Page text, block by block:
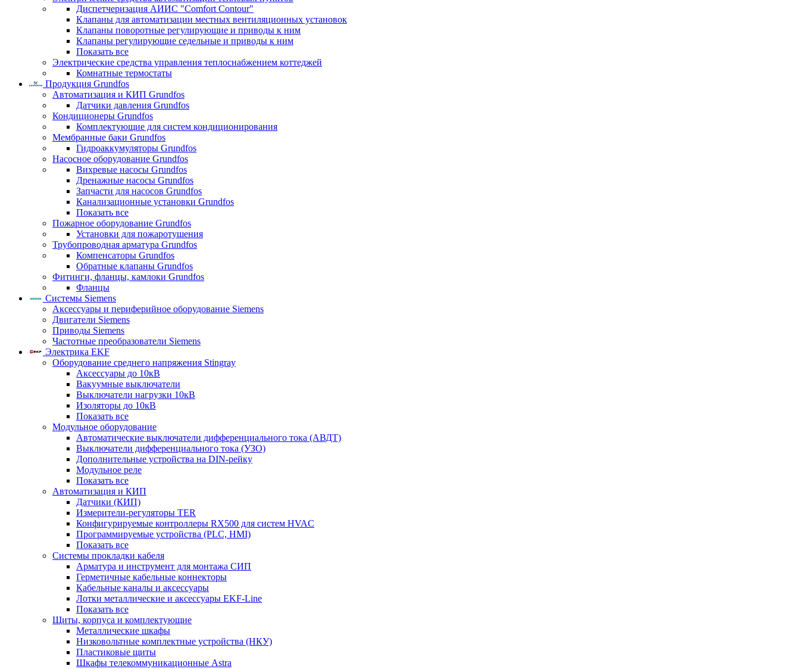
Диспетчеризация АИИС "Comfort Contour"
Клапаны для автоматизации местных вентиляционных установок
Клапаны поворотные регулирующие и приводы к ним
Клапаны регулирующие седельные и приводы к ним
Показать все
Электрические средства управления теплоснабжением коттеджей
Комнатные термостаты
Продукция Grundfos
Автоматизация и КИП Grundfos
Датчики давления Grundfos
Кондиционеры Grundfos
Комплектующие для систем кондиционирования
Мембранные баки Grundfos
Гидроаккумуляторы Grundfos
Насосное оборудование Grundfos
Вихревые насосы Grundfos
Дренажные насосы Grundfos
Запчасти для насосов Grundfos
Канализационные установки Grundfos
Показать все
Пожарное оборудование Grundfos
Установки для пожаротушения
Трубопроводная арматура Grundfos
Компенсаторы Grundfos
Обратные клапаны Grundfos
Фитинги, фланцы, камлоки Grundfos
Фланцы
Системы Siemens
Аксессуары и периферийное оборудование Siemens
Двигатели Siemens
Приводы Siemens
Частотные преобразователи Siemens
Электрика EKF
Оборудование среднего напряжения Stingray
Аксессуары до 10кВ
Вакуумные выключатели
Выключатели нагрузки 10кВ
Изоляторы до 10кВ
Показать все
Модульное оборудование
Автоматические выключатели дифференциального тока (АВДТ)
Выключатели дифференциального тока (УЗО)
Дополнительные устройства на DIN-рейку
Модульное реле
Показать все
Автоматизация и КИП
Датчики (КИП)
Измерители-регуляторы TER
Конфигурируемые контроллеры RX500 для систем HVAC
Программируемые устройства (PLC, HMI)
Показать все
Системы прокладки кабеля
Арматура и инструмент для монтажа СИП
Герметичные кабельные коннекторы
Кабельные каналы и аксессуары
Лотки металлические и аксессуары EKF-Line
Показать все
Щиты, корпуса и комплектующие
Металлические шкафы
Низковольтные комплектные устройства (НКУ)
Пластиковые щиты
Шкафы телекоммуникационные Astra